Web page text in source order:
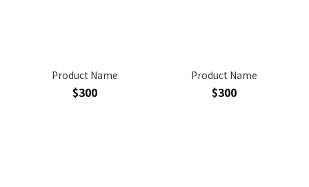
Product Name
$300
Product Name
$300